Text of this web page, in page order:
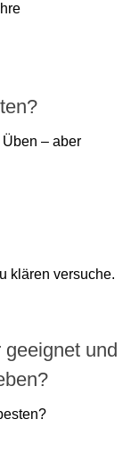
– aber
klären versuche.
und